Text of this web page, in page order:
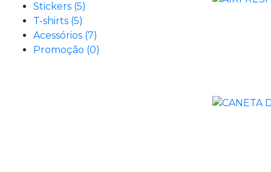
Stickers (5)
T-shirts (5)
Acessórios (7)
Promoção (0)